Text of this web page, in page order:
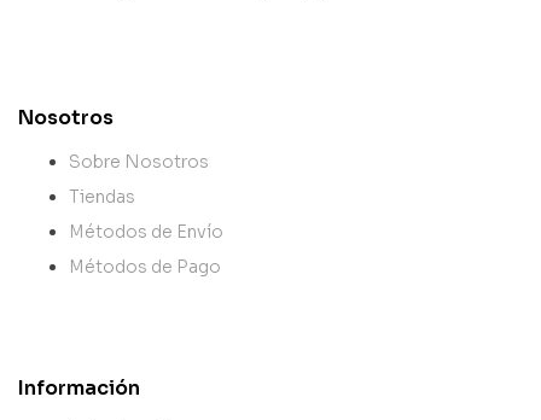
Nosotros
Sobre Nosotros
Tiendas
Métodos de Envío
Métodos de Pago
Información